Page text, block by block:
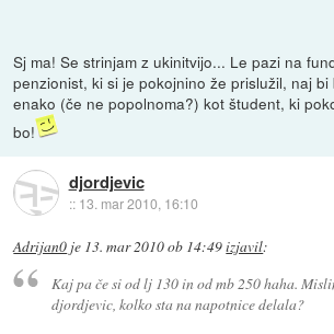
Sj ma! Se strinjam z ukinitvijo... Le pazi na
penzionist, ki si je pokojnino že prislužil, naj
enako (če ne popolnoma?) kot študent, ki
bo!
djordjevic
:: 13. mar 2010, 16:10
Adrijan0 je 13. mar 2010 ob 14:49izjavil:
Kaj pa če si od lj 130 in od mb 250 haha.
djordjevic, kolko sta na napotnice delala?